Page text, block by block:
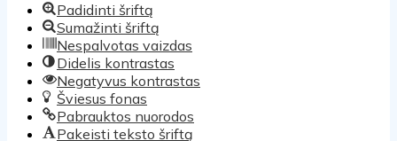
Padidinti šriftą
Sumažinti šriftą
Nespalvotas vaizdas
Didelis kontrastas
Negatyvus kontrastas
Šviesus fonas
Pabrauktos nuorodos
Pakeisti teksto šriftą